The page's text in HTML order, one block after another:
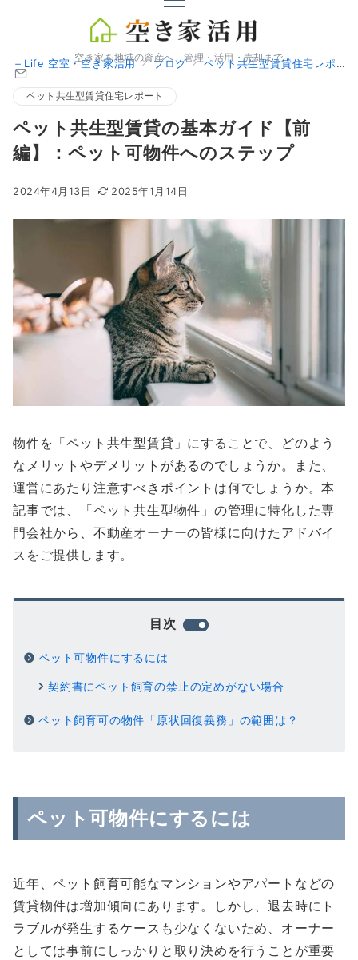
空き家を地域の資産へ、管理・活用・売却まで
＋Life 空室・空き家活用 ブログ ペット共生型賃貸住宅レポート
ペット共生型賃貸住宅レポート
ペット共生型賃貸の基本ガイド【前
編】：ペット可物件へのステップ
2024年4月13日 2025年1月14日
物件を「ペット共生型賃貸」にすることで、どのよう
なメリットやデメリットがあるのでしょうか。また、
運営にあたり注意すべきポイントは何でしょうか。本
記事では、「ペット共生型物件」の管理に特化した専
門会社から、不動産オーナーの皆様に向けたアドバイ
スをご提供します。
目次
ペット可物件にするには
契約書にペット飼育の禁止の定めがない場合
ペット飼育可の物件「原状回復義務」の範囲は？
ペット可物件にするには
近年、ペット飼育可能なマンションやアパートなどの
賃貸物件は増加傾向にあります。しかし、退去時にト
ラブルが発生するケースも少なくないため、オーナー
としては事前にしっかりと取り決めを行うことが重要